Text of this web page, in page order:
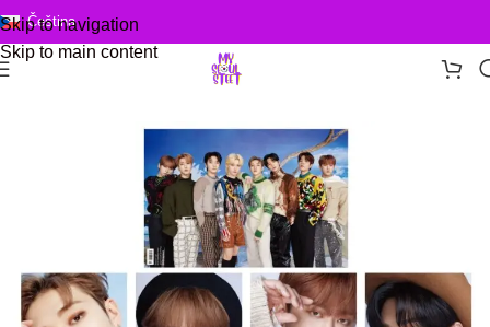
Skip to navigation
Skip to main content
Čeština